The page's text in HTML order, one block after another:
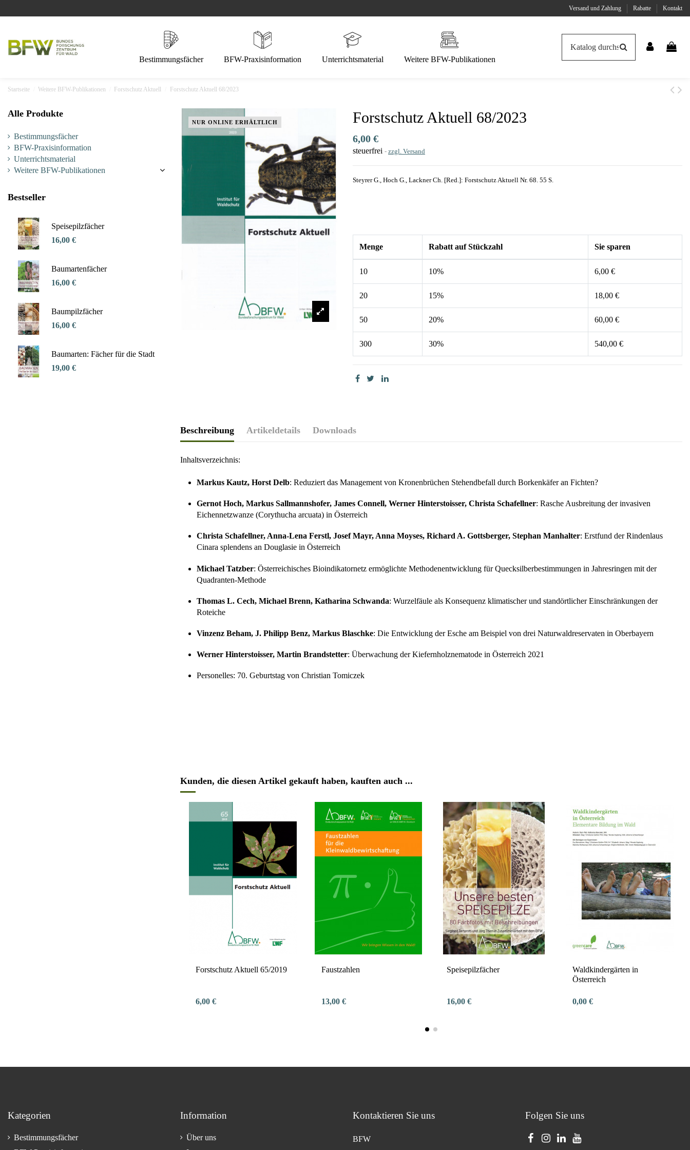
Versand und Zahlung Rabatte Kontakt
Bestimmungsfächer BFW-Praxisinformation Unterrichtsmaterial Weitere BFW-Publikationen
Startseite Weitere BFW-Publikationen Forstschutz Aktuell Forstschutz Aktuell 68/2023
NUR ONLINE ERHÄLTLICH Forstschutz Aktuell 68/2023
6,00 €
steuerfrei zzgl. Versand
Steyrer G., Hoch G., Lackner Ch. [Red.]: Forstschutz Aktuell Nr. 68. 55 S.
Menge Rabatt auf Stückzahl Sie sparen
10 10% 6,00 €
20 15% 18,00 €
50 20% 60,00 €
300 30% 540,00 €
Beschreibung Artikeldetails Downloads
Inhaltsverzeichnis:
Markus Kautz, Horst Delb: Reduziert das Management von Kronenbrüchen Stehendbefall durch Borkenkäfer an Fichten?
Gernot Hoch, Markus Sallmannshofer, James Connell, Werner Hinterstoisser, Christa Schafellner: Rasche Ausbreitung der invasiven
Eichennetzwanze (Corythucha arcuata) in Österreich
Christa Schafellner, Anna-Lena Ferstl, Josef Mayr, Anna Moyses, Richard A. Gottsberger, Stephan Manhalter: Erstfund der Rindenlaus
Cinara splendens an Douglasie in Österreich
Michael Tatzber: Österreichisches Bioindikatornetz ermöglichte Methodenentwicklung für Quecksilberbestimmungen in Jahresringen mit der
Quadranten-Methode
Thomas L. Cech, Michael Brenn, Katharina Schwanda: Wurzelfäule als Konsequenz klimatischer und standörtlicher Einschränkungen der
Roteiche
Vinzenz Beham, J. Philipp Benz, Markus Blaschke: Die Entwicklung der Esche am Beispiel von drei Naturwaldreservaten in Oberbayern
Werner Hinterstoisser, Martin Brandstetter: Überwachung der Kiefernholznematode in Österreich 2021
Personelles: 70. Geburtstag von Christian Tomiczek
Kunden, die diesen Artikel gekauft haben, kauften auch ...
Forstschutz Aktuell 65/2019
6,00 €
Faustzahlen
13,00 €
Speisepilzfächer
16,00 €
Waldkindergärten in
Österreich
0,00 €
Alle Produkte
Bestimmungsfächer
BFW-Praxisinformation
Unterrichtsmaterial
Weitere BFW-Publikationen
Bestseller
Speisepilzfächer
16,00 €
Baumartenfächer
16,00 €
Baumpilzfächer
16,00 €
Baumarten: Fächer für die Stadt
19,00 €
Kategorien
Bestimmungsfächer
Information
Über uns
Kontaktieren Sie uns
BFW
Folgen Sie uns